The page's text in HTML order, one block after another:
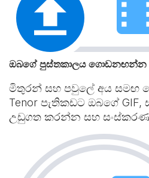
ඔබගේ පුස්තකාලය ගොඩනඟන්න
මිතුරන් සහ පවුලේ අය සමඟ
Tenor පැතිකඩට ඔබගේ
උඩුගත කරන්න සහ